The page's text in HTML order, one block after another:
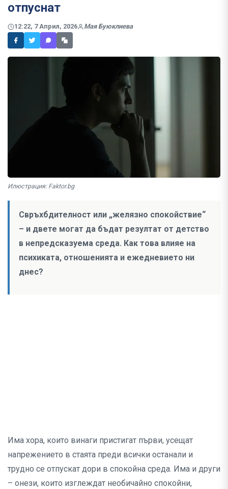
отпуснат
12:22, 7 Април, 2026 Мая Буюклиева
Илюстрация: Faktor.bg
Свръхбдителност или „желязно спокойствие“
– и двете могат да бъдат резултат от детство
в непредсказуема среда. Как това влияе на
психиката, отношенията и ежедневието ни
днес?
Има хора, които винаги пристигат първи, усещат
напрежението в стаята преди всички останали и
трудно се отпускат дори в спокойна среда. Има и други
– онези, които изглеждат необичайно спокойни,